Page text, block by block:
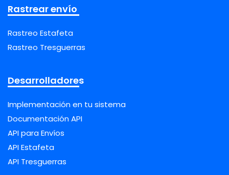
Rastrear envío
Rastreo Estafeta
Rastreo Tresguerras
Desarrolladores
Implementación en tu sistema
Documentación API
API para Envíos
API Estafeta
API Tresguerras